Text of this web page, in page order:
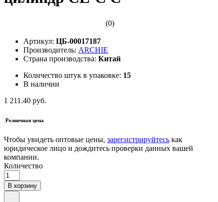
(0)
Артикул: ЦБ-00017187
Производитель: ARCHIE
Страна производства: Китай
Количество штук в упаковке: 15
В наличии
1 211.40 руб.
Розничная цена
Чтобы увидеть оптовые цены, зарегистрируйтесь как
юридическое лицо и дождитесь проверки данных вашей
компании.
Количество
В корзину